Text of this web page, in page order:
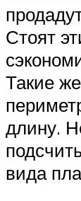
Стоят
Такие
длину.
вида